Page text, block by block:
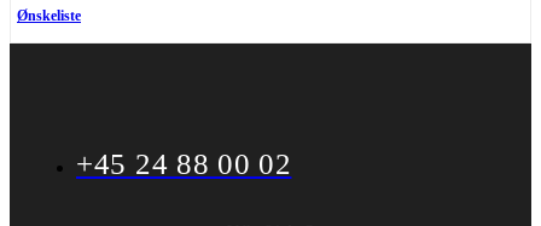
Ønskeliste
+45 24 88 00 02